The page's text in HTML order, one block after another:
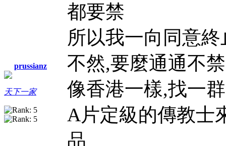
prussianz
天下一家
都要禁
所以我一向同意
不然,要麼通通不
像香港一樣,找一
A片定級的傳教士
品